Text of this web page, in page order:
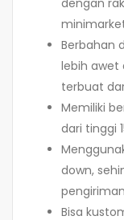
dengan
Berbahan
lebih awet
terbuat
Memiliki
dari tinggi
down,
Bisa